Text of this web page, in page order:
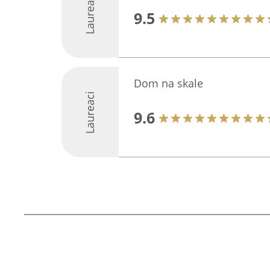
Laureaci 9.5
Laureaci
Dom na skale
9.6